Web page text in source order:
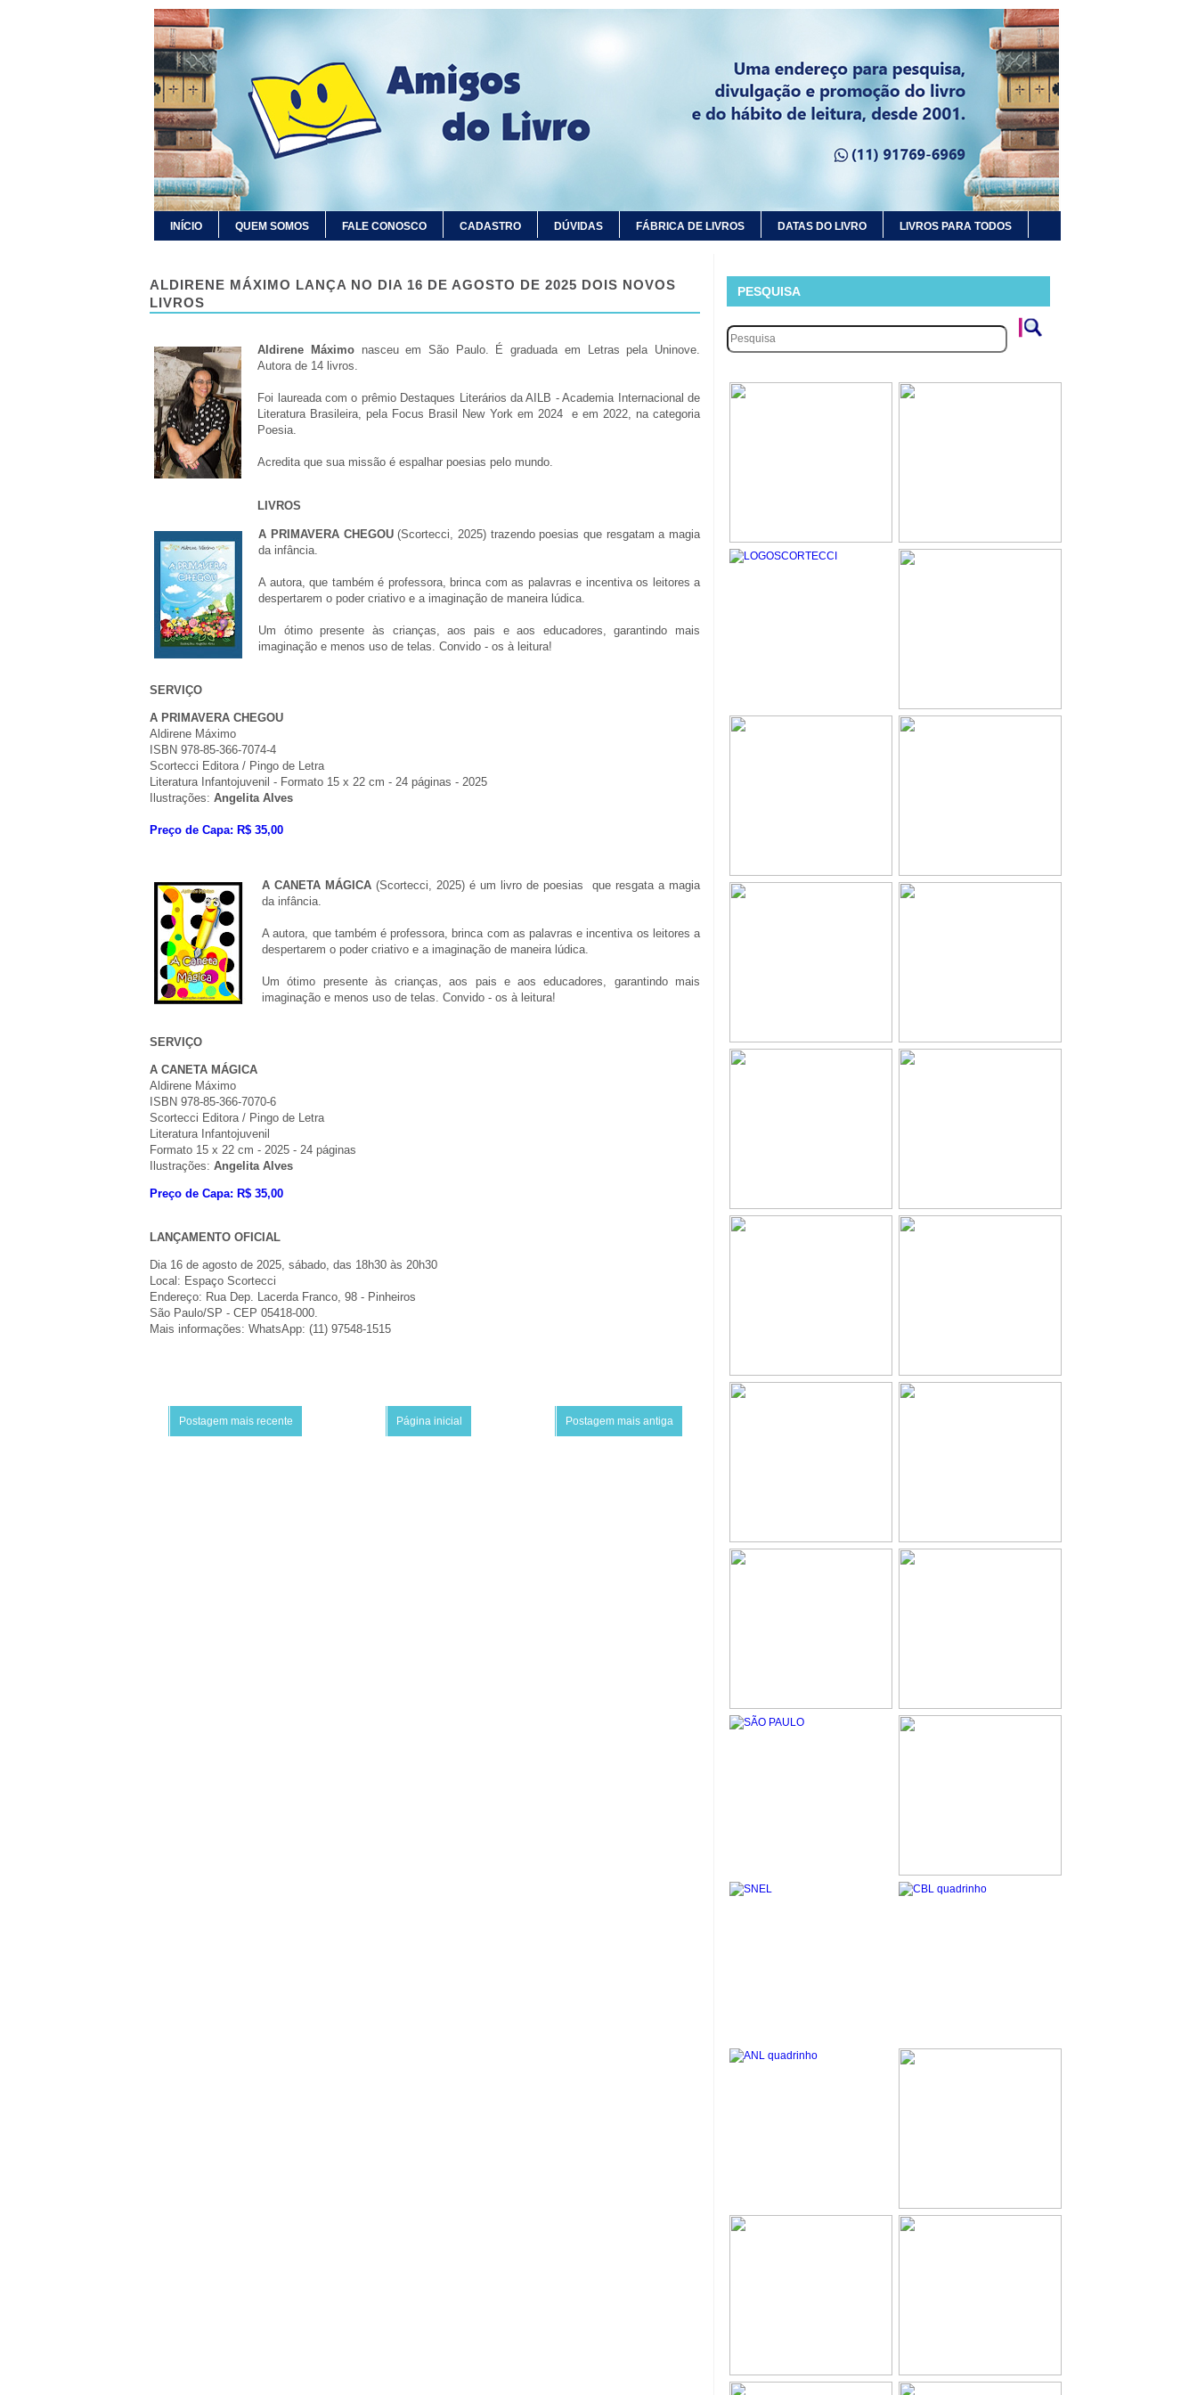
INÍCIO QUEM SOMOS FALE CONOSCO CADASTRO DÚVIDAS FÁBRICA DE LIVROS DATAS DO LIVRO LIVROS PARA TODOS
ALDIRENE MÁXIMO LANÇA NO DIA 16 DE AGOSTO DE 2025 DOIS NOVOS
LIVROS
Aldirene Máximonasceu em São Paulo. É graduada em Letras pela Uninove.
Autora de 14 livros.
Foi laureada com o prêmio Destaques Literários da AILB - Academia Internacional de
Literatura Brasileira, pela Focus Brasil New York em 2024 e em 2022, na categoria
Poesia.
Acredita que sua missão é espalhar poesias pelo mundo.
LIVROS
A PRIMAVERA CHEGOU(Scortecci, 2025) trazendo poesias que resgatam a magia
da infância.
A autora, que também é professora, brinca com as palavras e incentiva os leitores a
despertarem o poder criativo e a imaginação de maneira lúdica.
Um ótimo presente às crianças, aos pais e aos educadores, garantindo mais
imaginação e menos uso de telas. Convido - os à leitura!
SERVIÇO
A PRIMAVERA CHEGOU
Aldirene Máximo
ISBN 978-85-366-7074-4
Scortecci Editora / Pingo de Letra
Literatura Infantojuvenil - Formato 15 x 22 cm - 24 páginas - 2025
Ilustrações: Angelita Alves
Preço de Capa: R$ 35,00
A CANETA MÁGICA (Scortecci, 2025) é um livro de poesias que resgata a magia
da infância.
A autora, que também é professora, brinca com as palavras e incentiva os leitores a
despertarem o poder criativo e a imaginação de maneira lúdica.
Um ótimo presente às crianças, aos pais e aos educadores, garantindo mais
imaginação e menos uso de telas. Convido - os à leitura!
SERVIÇO
A CANETA MÁGICA
Aldirene Máximo
ISBN 978-85-366-7070-6
Scortecci Editora / Pingo de Letra
Literatura Infantojuvenil
Formato 15 x 22 cm - 2025 - 24 páginas
Ilustrações: Angelita Alves
Preço de Capa: R$ 35,00
LANÇAMENTO OFICIAL
Dia 16 de agosto de 2025, sábado, das 18h30 às 20h30
Local: Espaço Scortecci
Endereço: Rua Dep. Lacerda Franco, 98 - Pinheiros
São Paulo/SP - CEP 05418-000.
Mais informações: WhatsApp: (11) 97548-1515
Postagem mais recente Postagem mais antiga
Página inicial
PESQUISA